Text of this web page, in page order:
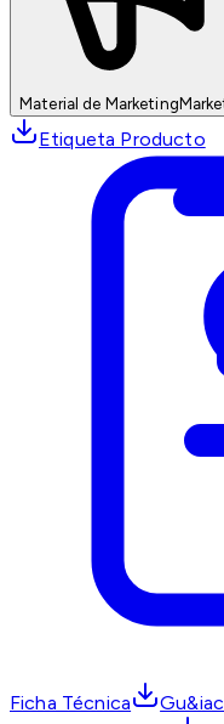
Material de Marketing
Etiqueta Producto
Ficha Técnica